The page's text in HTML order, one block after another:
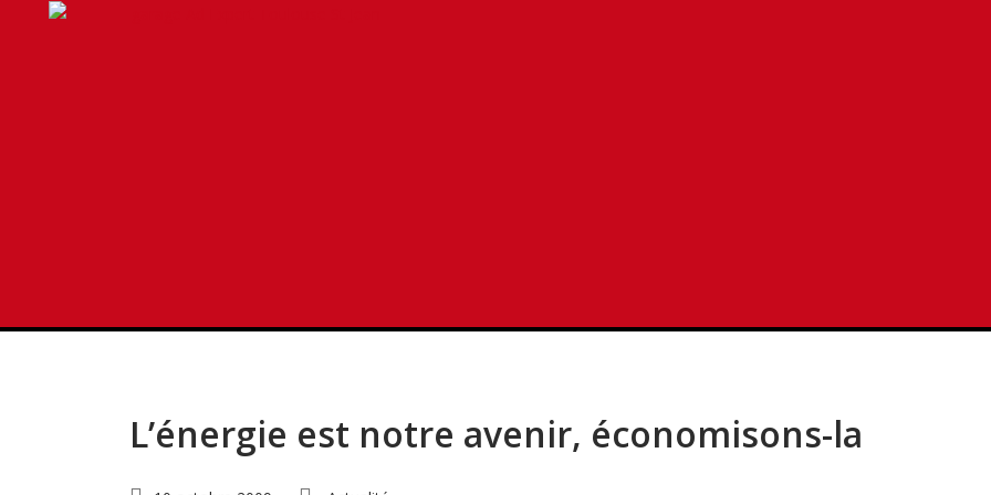
L’énergie est notre avenir, économisons-la